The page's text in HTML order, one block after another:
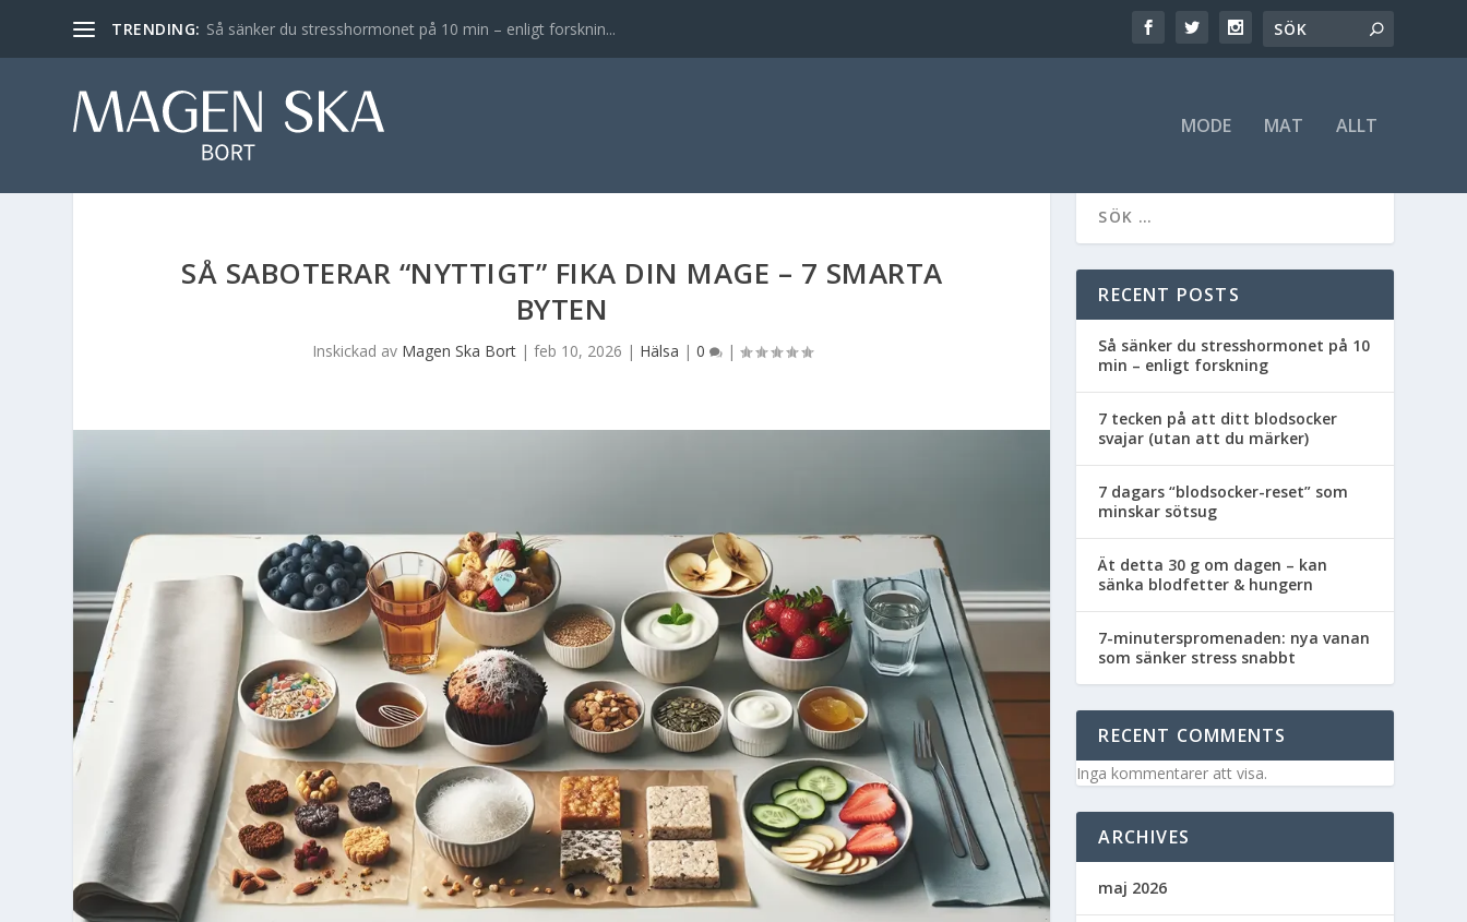
TRENDING: Så sänker du stresshormonet på 10 min – enligt forsknin...
MODE MAT ALLT
SÅ SABOTERAR “NYTTIGT” FIKA DIN MAGE – 7 SMARTA
BYTEN
Inskickad av Magen Ska Bort| feb 10, 2026 | Hälsa | 0 |
RECENT POSTS
Så sänker du stresshormonet på 10
min – enligt forskning
7 tecken på att ditt blodsocker
svajar (utan att du märker)
7 dagars “blodsocker-reset” som
minskar sötsug
Ät detta 30 g om dagen – kan
sänka blodfetter & hungern
7-minuterspromenaden: nya vanan
som sänker stress snabbt
RECENT COMMENTS
Inga kommentarer att visa.
ARCHIVES
maj 2026